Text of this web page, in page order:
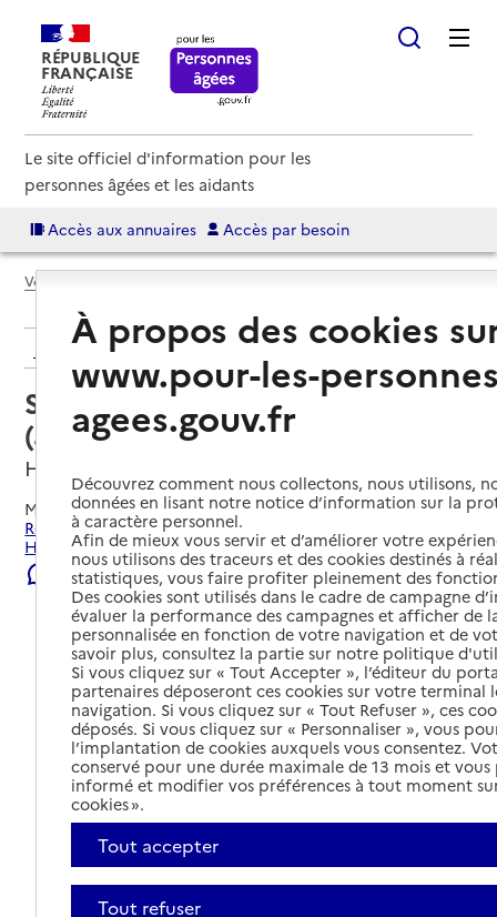
RÉPUBLIQUE
FRANÇAISE
Le site officiel d'information pour les
personnes âgées et les aidants
Accès aux annuaires Accès par besoin
Voir le fil d’Ariane
Retour aux résultats de l'annuaire
Service autonomie à domicile
(aide) – ADMR
Haroué, MEURTHE-ET-MOSELLE
Mis à jour le22/07/2026
Rechercher les établissements et services autour de
Haroué.
Signaler une erreur
À propos des cookies
www.pour-les-
agees.gouv.fr
Découvrez comment nous collectons, nous utilisons,
données en lisant notre notice d’information sur la
à caractère personnel.
Afin de mieux vous servir et d’améliorer votre
nous utilisons des traceurs et des cookies destinés à
statistiques, vous faire profiter pleinement des
Des cookies sont utilisés dans le cadre de campagne
évaluer la performance des campagnes et afficher de
personnalisée en fonction de votre navigation et de
savoir plus, consultez la partie sur notre politique
Si vous cliquez sur « Tout Accepter », l’éditeur du
partenaires déposeront ces cookies sur votre terminal
navigation. Si vous cliquez sur « Tout Refuser », ces
déposés. Si vous cliquez sur « Personnaliser », vous
l’implantation de cookies auxquels vous consentez.
conservé pour une durée maximale de 13 mois et
informé et modifier vos préférences à tout moment
cookies ».
Tout accepter
Tout refuser